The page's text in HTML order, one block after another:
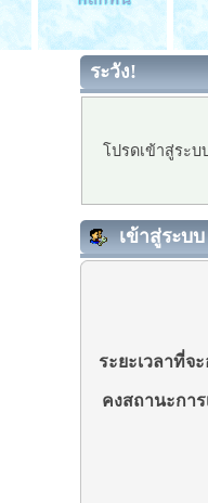
ระวัง!
โปรดเข้าสู่ระ
เข้าสู่ระบบ
ระยะเวลาที่จ
คงสถานะกา